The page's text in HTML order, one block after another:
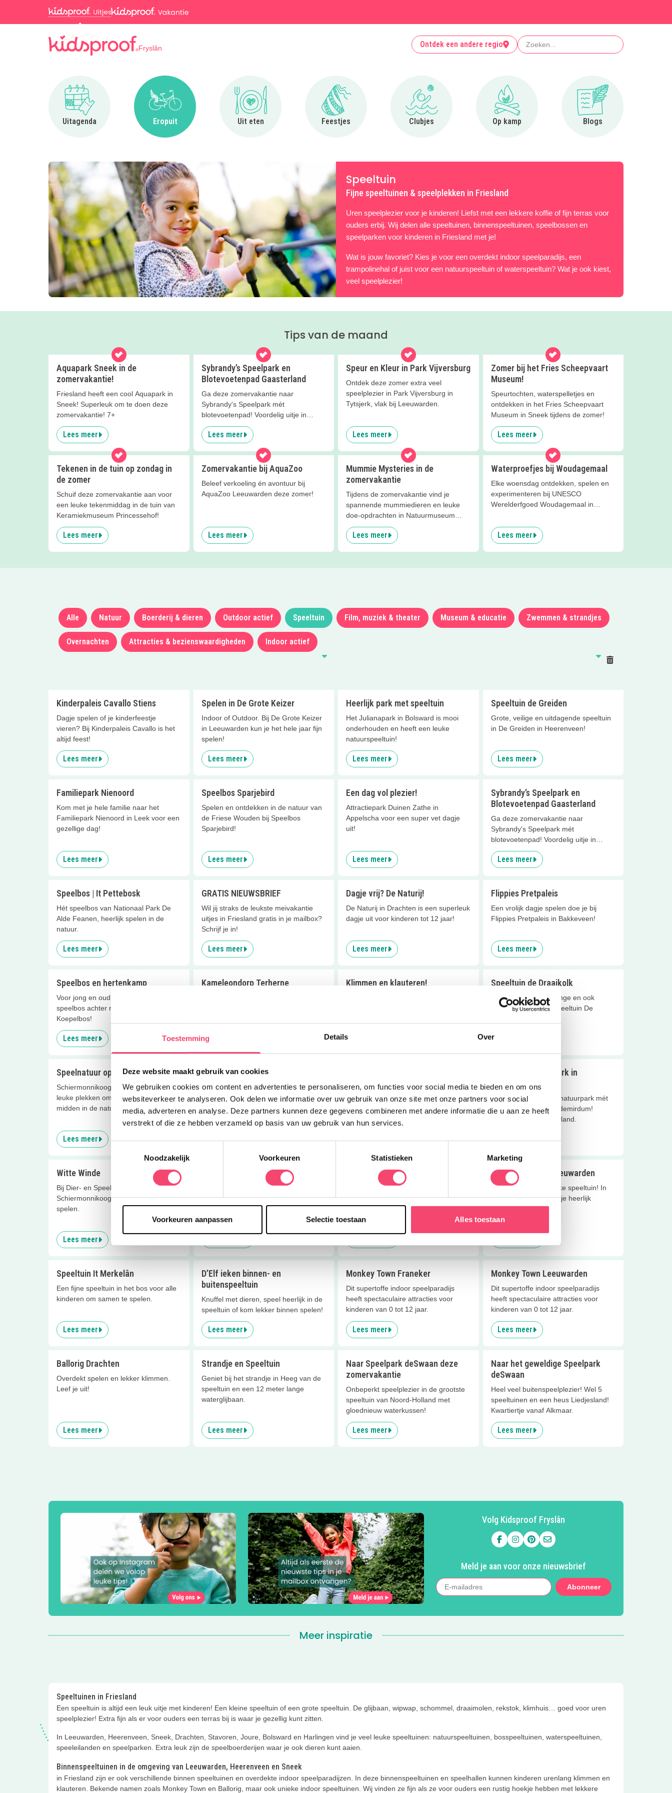
Toestemming Details Over
Deze website maakt gebruik van cookies
We gebruiken cookies om content en advertenties te personaliseren, om functies voor social media te bieden en om ons
websiteverkeer te analyseren. Ook delen we informatie over uw gebruik van onze site met onze partners voor social
media, adverteren en analyse. Deze partners kunnen deze gegevens combineren met andere informatie die u aan ze heeft
verstrekt of die ze hebben verzameld op basis van uw gebruik van hun services.
Noodzakelijk
Voorkeuren Statistieken Marketing
Voorkeuren aanpassen Selectie toestaan Alles toestaan
Fryslân Ontdek een andere regio Zoeken
Uitagenda
Ga naar Uitagenda
Eropuit
Ga naar Eropuit
Uit eten
Ga naar Uit eten
Feestjes
Ga naar Feestjes
Clubjes
Ga naar Clubjes
Op kamp
Ga naar Op kamp
Blogs
Ga naar Blogs
Speeltuin
Fijne speeltuinen & speelplekken in Friesland
Uren speelplezier voor je kinderen! Liefst met een lekkere koffie of fijn terras voor
ouders erbij. Wij delen alle speeltuinen, binnenspeeltuinen, speelbossen en
speelparken voor kinderen in Friesland met je!
Wat is jouw favoriet? Kies je voor een overdekt indoor speelparadijs, een
trampolinehal of juist voor een natuurspeeltuin of waterspeeltuin? Wat je ook kiest,
veel speelplezier!
Tips van de maand
Aquapark Sneek in de
zomervakantie!
Friesland heeft een cool Aquapark in
Sneek! Superleuk om te doen deze
zomervakantie! 7+
Lees meer
Sybrandy’s Speelpark en
Blotevoetenpad Gaasterland
Ga deze zomervakantie naar
Sybrandy's Speelpark mét
blotevoetenpad! Voordelig uitje in
Friesland!
Lees meer
Speur en Kleur in Park Vijversburg
Ontdek deze zomer extra veel
speelplezier in Park Vijversburg in
Tytsjerk, vlak bij Leeuwarden.
Lees meer
Zomer bij het Fries Scheepvaart
Museum!
Speurtochten, waterspelletjes en
ontdekken in het Fries Scheepvaart
Museum in Sneek tijdens de zomer!
Lees meer
Tekenen in de tuin op zondag in
de zomer
Schuif deze zomervakantie aan voor
een leuke tekenmiddag in de tuin van
Keramiekmuseum Princessehof!
Lees meer
Zomervakantie bij AquaZoo
Beleef verkoeling én avontuur bij
AquaZoo Leeuwarden deze zomer!
Lees meer
Mummie Mysteries in de
zomervakantie
Tijdens de zomervakantie vind je
spannende mummiedieren en leuke
doe-opdrachten in Natuurmuseum
Fryslân!
Lees meer
Waterproefjes bij Woudagemaal
Elke woensdag ontdekken, spelen en
experimenteren bij UNESCO
Werelderfgoed Woudagemaal in
Lees meer
Alle Natuur Boerderij & dieren Outdoor actief Speeltuin Film, muziek & theater Museum & educatie Zwemmen & strandjes
Overnachten Attracties & bezienswaardigheden Indoor actief
Reset
Kinderpaleis Cavallo Stiens
Dagje spelen of je kinderfeestje
vieren? Bij Kinderpaleis Cavallo is het
altijd feest!
Lees meer
Spelen in De Grote Keizer
Indoor of Outdoor. Bij De Grote Keizer
in Leeuwarden kun je het hele jaar fijn
spelen!
Lees meer
Heerlijk park met speeltuin
Het Julianapark in Bolsward is mooi
onderhouden en heeft een leuke
natuurspeeltuin!
Lees meer
Speeltuin de Greiden
Grote, veilige en uitdagende speeltuin
in De Greiden in Heerenveen!
Lees meer
Familiepark Nienoord
Kom met je hele familie naar het
Familiepark Nienoord in Leek voor een
gezellige dag!
Lees meer
Speelbos Sparjebird
Spelen en ontdekken in de natuur van
de Friese Wouden bij Speelbos
Sparjebird!
Lees meer
Een dag vol plezier!
Attractiepark Duinen Zathe in
Appelscha voor een super vet dagje
uit!
Lees meer
Sybrandy’s Speelpark en
Blotevoetenpad Gaasterland
Ga deze zomervakantie naar
Sybrandy's Speelpark mét
blotevoetenpad! Voordelig uitje in
Friesland!
Lees meer
Speelbos | It Pettebosk
Hét speelbos van Nationaal Park De
Alde Feanen, heerlijk spelen in de
natuur.
Lees meer
GRATIS NIEUWSBRIEF
Wil jij straks de leukste meivakantie
uitjes in Friesland gratis in je mailbox?
Schrijf je in!
Lees meer
Dagje vrij? De Naturij!
De Naturij in Drachten is een superleuk
dagje uit voor kinderen tot 12 jaar!
Lees meer
Flippies Pretpaleis
Een vrolijk dagje spelen doe je bij
Flippies Pretpaleis in Bakkeveen!
Lees meer
Speelbos en hertenkamp
Voor jong en oud..., het superleuke
speelbos achter restaurant 't
Koepelbos!
Lees meer
Kameleondorp Terherne
Lees meer
Klimmen en klauteren! Speeltuin de Draaikolk
Lekker spelen voor jonge en ook
oudere kinderen in Speeltuin De
Speelnatuur op Schier
Schiermonnikoog heeft onwijs veel
leuke plekken om buiten te spelen,
midden in de natuur!
Lees meer
Ballorig Heereveen
Jump jump! Leef je lekker uit in dit
mooie binnen speelparadijs voor
kinderen t/m 12 jaar.
Lees meer
Startpunt avontuur door de natuur! Het
Blotevoetenpad in Opende heeft een
fantastische theetuin.
Lees meer
Sybrandy’s Speelpark in
Oudemirdum
Sybrandy's speel- en natuurpark mét
blotevoetenpad in Oudemirdum!
Voordelig uitje in Friesland.
Lees meer
Witte Winde
Bij Dier- en Speelweide Witte Winde op
Schiermonnikoog kun je heerlijk buiten
spelen.
Lees meer
Spelen en lekker eten bij de
Een dag vol speelplezier beleef je op
dit park in Appelscha. Blijf je ook lekker
eten?
Leuke speeltuin
Leuke speeltuin in Bolsward naast de
Broerekerk. Voor de ouders leuk om de
kerk van binnen te bekijken!
Buitenspeeltuin Leeuwarden
Wauw wat een te gekke speeltuin! In
de Vosseparkwijk kun je heerlijk
spelen.
Speeltuin It Merkelân
Een fijne speeltuin in het bos voor alle
kinderen om samen te spelen.
Lees meer
D’Elf ieken binnen- en
buitenspeeltuin
Knuffel met dieren, speel heerlijk in de
speeltuin of kom lekker binnen spelen!
Lees meer
Monkey Town Franeker
Dit supertoffe indoor speelparadijs
heeft spectaculaire attracties voor
kinderen van 0 tot 12 jaar.
Lees meer
Monkey Town Leeuwarden
Dit supertoffe indoor speelparadijs
heeft spectaculaire attracties voor
kinderen van 0 tot 12 jaar.
Lees meer
Ballorig Drachten
Overdekt spelen en lekker klimmen.
Leef je uit!
Lees meer
Strandje en Speeltuin
Geniet bij het strandje in Heeg van de
speeltuin en een 12 meter lange
waterglijbaan.
Lees meer
Naar Speelpark deSwaan deze
zomervakantie
Onbeperkt speelplezier in de grootste
speeltuin van Noord-Holland met
gloednieuw waterkussen!
Lees meer
Naar het geweldige Speelpark
deSwaan
Heel veel buitenspeelplezier! Wel 5
speeltuinen en een heus Liedjesland!
Kwartiertje vanaf Alkmaar.
Lees meer
Volg Kidsproof Fryslân
Volg ons op Facebook
Volg ons op Instagram
Volg ons op Pinterest
Mail ons
Meld je aan voor onze nieuwsbrief
Abonneer
Meer inspiratie
Speeltuinen in Friesland
Een speeltuin is altijd een leuk uitje met kinderen! Een kleine speeltuin of een grote speeltuin. De glijbaan, wipwap, schommel, draaimolen, rekstok, klimhuis… goed voor uren
speelplezier! Extra fijn als er voor ouders een terras bij is waar je gezellig kunt zitten.
In Leeuwarden, Heerenveen, Sneek, Drachten, Stavoren, Joure, Bolsward en Harlingen vind je veel leuke speeltuinen: natuurspeeltuinen, bosspeeltuinen, waterspeeltuinen,
speeleilanden en speelparken. Extra leuk zijn de speelboerderijen waar je ook dieren kunt aaien.
Binnenspeeltuinen in de omgeving van Leeuwarden, Heerenveen en Sneek
in Friesland zijn er ook verschillende binnen speeltuinen en overdekte indoor speelparadijzen. In deze binnenspeeltuinen en speelhallen kunnen kinderen urenlang klimmen en
klauteren. Bekende namen zoals Monkey Town en Ballorig, maar ook unieke indoor speeltuinen. Wij vinden ze fijn als ze voor ouders een rustig hoekje hebben met lekkere